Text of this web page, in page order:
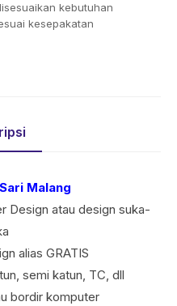
kebutuhan
kesepakatan
Malang
Design atau design suka-
alias GRATIS
semi katun, TC, dll
bordir komputer